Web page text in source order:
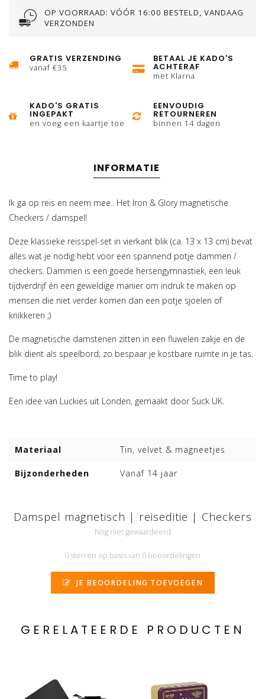
OP VOORRAAD: VÓÓR 16:00 BESTELD, VANDAAG
VERZONDEN
GRATIS VERZENDING
vanaf €35
BETAAL JE KADO'S
ACHTERAF
met Klarna
KADO'S GRATIS
INGEPAKT
en voeg een kaartje toe
EENVOUDIG
RETOURNEREN
binnen 14 dagen
INFORMATIE
Ik ga op reis en neem mee.. Het Iron & Glory magnetische
Checkers / damspel!
Deze klassieke reisspel-set in vierkant blik (ca. 13 x 13 cm) bevat
alles wat je nodig hebt voor een spannend potje dammen /
checkers. Dammen is een goede hersengymnastiek, een leuk
tijdverdrijf én een geweldige manier om indruk te maken op
mensen die niet verder komen dan een potje sjoelen of
knikkeren ;)
De magnetische damstenen zitten in een fluwelen zakje en de
blik dient als speelbord; zo bespaar je kostbare ruimte in je tas.
Time to play!
Een idee van Luckies uit Londen, gemaakt door Suck UK.
Materiaal Tin, velvet & magneetjes
Bijzonderheden Vanaf 14 jaar
Damspel magnetisch | reiseditie | Checkers
Nog niet gewaardeerd
0 sterren op basis van 0 beoordelingen
JE BEOORDELING TOEVOEGEN
GERELATEERDE PRODUCTEN